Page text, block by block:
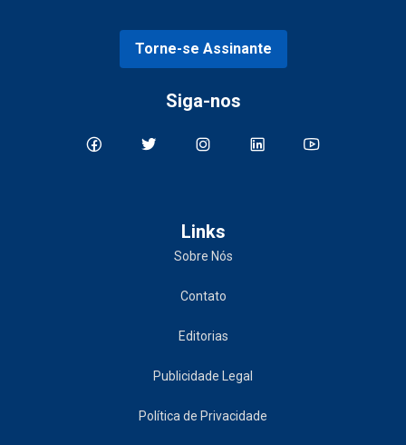
Torne-se Assinante
Siga-nos
Links
Sobre Nós
Contato
Editorias
Publicidade Legal
Política de Privacidade